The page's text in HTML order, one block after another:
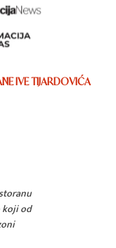
IVE TIJARDOVIĆA
koji od